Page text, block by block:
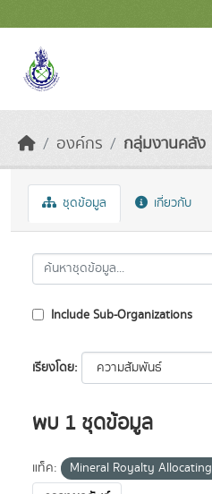
องค์กร กลุ่มงานคลัง
ชุดข้อมูล เกี่ยวกับ
Include Sub-Organizations
เรียงโดย
พบ 1 ชุดข้อมูล
แท็ค:
Mineral Royalty Allocating